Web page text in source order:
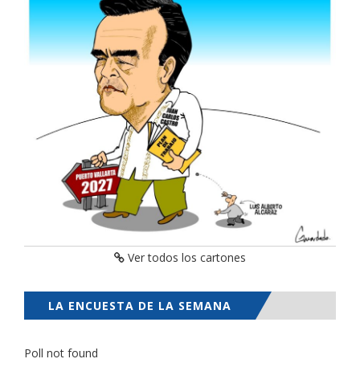
Ver todos los cartones
LA ENCUESTA DE LA SEMANA
Poll not found